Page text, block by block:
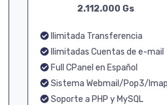
2.112.000 Gs
Ilimitada Transferencia
Ilimitadas Cuentas de e-mail
Full CPanel en Español
Sistema Webmail/Pop3/Imap
Soporte a PHP y MySQL